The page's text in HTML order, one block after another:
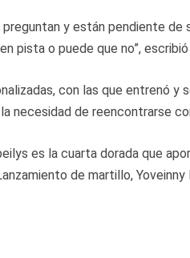
y están pendiente de
pista o puede que no”,
con las que entrenó y
necesidad de reencontrarse
es la cuarta dorada que
de martillo,